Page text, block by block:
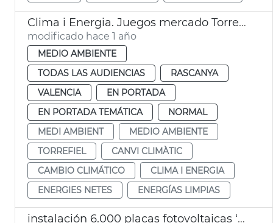
Clima i Energia. Juegos mercado Torrefiel
modificado hace 1 año
MEDIO AMBIENTE
TODAS LAS AUDIENCIAS
RASCANYA
VALENCIA
EN PORTADA
EN PORTADA TEMÁTICA
NORMAL
MEDI AMBIENT
MEDIO AMBIENTE
TORREFIEL
CANVI CLIMÀTIC
CAMBIO CLIMÁTICO
CLIMA I ENERGIA
ENERGIES NETES
ENERGÍAS LIMPIAS
instalación 6.000 placas fotovoltaicas ‘Requiem in Power’ València